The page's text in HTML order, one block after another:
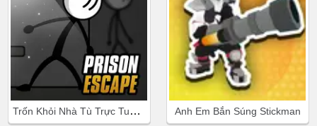
Trốn Khỏi Nhà Tù Trực Tuyến Anh Em Bắn Súng Stickman